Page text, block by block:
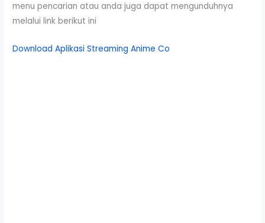
menu pencarian atau anda juga dapat mengunduhnya
melalui link berikut ini
Download Aplikasi Streaming Anime Co